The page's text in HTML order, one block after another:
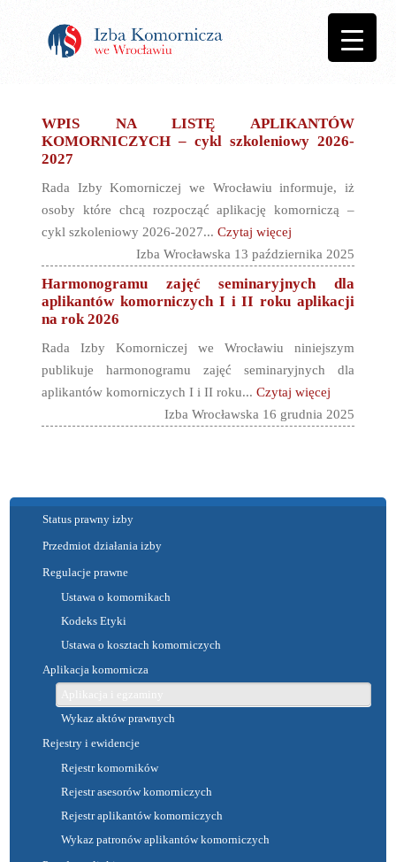
WPIS NA LISTĘ APLIKANTÓW
KOMORNICZYCH – cykl szkoleniowy 2026-
2027
Rada Izby Komorniczej we Wrocławiu informuje, iż
osoby które chcą rozpocząć aplikację komorniczą –
cykl szkoleniowy 2026-2027... Czytaj więcej
Izba Wrocławska 13 października 2025
Harmonogramu zajęć seminaryjnych dla
aplikantów komorniczych I i II roku aplikacji
na rok 2026
Rada Izby Komorniczej we Wrocławiu niniejszym
publikuje harmonogramu zajęć seminaryjnych dla
aplikantów komorniczych I i II roku... Czytaj więcej
Izba Wrocławska 16 grudnia 2025
Status prawny izby
Przedmiot działania izby
Regulacje prawne
Ustawa o komornikach
Kodeks Etyki
Ustawa o kosztach komorniczych
Aplikacja komornicza
Wykaz aktów prawnych
Rejestry i ewidencje
Rejestr komorników
Rejestr asesorów komorniczych
Rejestr aplikantów komorniczych
Wykaz patronów aplikantów komorniczych